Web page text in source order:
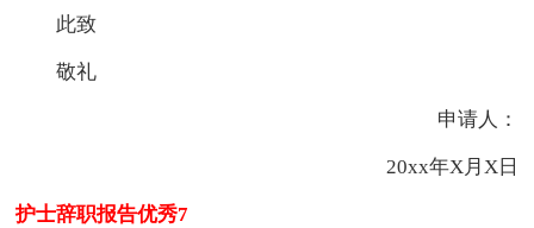
此致
敬礼
申请人：
20xx年X月X日
护士辞职报告优秀7